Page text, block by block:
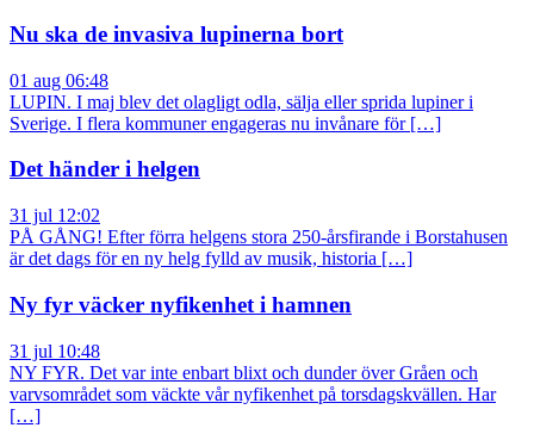
Nu ska de invasiva lupinerna bort
01 aug 06:48
LUPIN. I maj blev det olagligt odla, sälja eller sprida lupiner i
Sverige. I flera kommuner engageras nu invånare för […]
Det händer i helgen
31 jul 12:02
PÅ GÅNG! Efter förra helgens stora 250-årsfirande i Borstahusen
är det dags för en ny helg fylld av musik, historia […]
Ny fyr väcker nyfikenhet i hamnen
31 jul 10:48
NY FYR. Det var inte enbart blixt och dunder över Gråen och
varvsområdet som väckte vår nyfikenhet på torsdagskvällen. Har
[…]